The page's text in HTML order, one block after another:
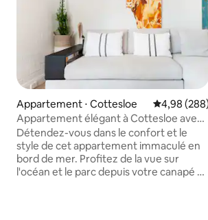
Appartement ⋅ Cottesloe Évaluation
4,98
Appartement élégant à Cottesloe avec
vue sur l'océan
Détendez-vous dans le confort et le
style de cet appartement immaculé en
bord de mer. Profitez de la vue sur
l'océan et le parc depuis votre canapé et